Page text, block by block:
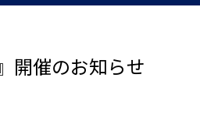
開催のお知らせ